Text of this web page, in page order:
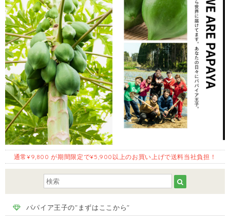
通常¥9,800 が期間限定で¥5,900以上のお買い上げで送料当社負担！
パパイア王子の"まずはここから"